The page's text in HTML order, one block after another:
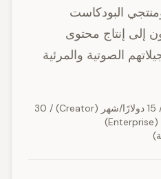
البودكاست
إلى إنتاج محتوى
الصوتية والمرئية
مجاني (ساعة واحدة/شهر) / 15 دولارًا/شهر (Creator) / 30